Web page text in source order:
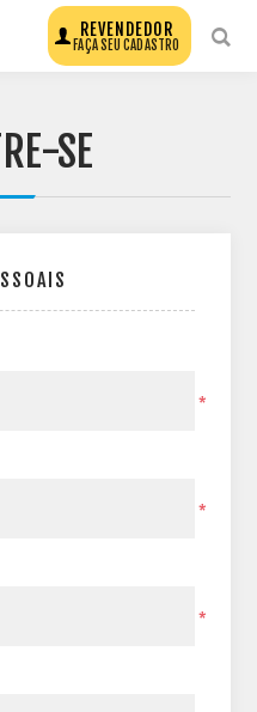
REVENDEDOR
FAÇA SEU CADASTRO
SE
*
*
*